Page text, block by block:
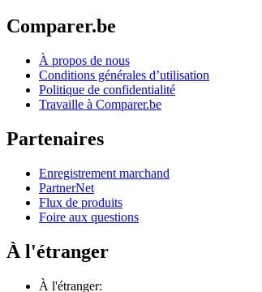
Comparer.be
À propos de nous
Conditions générales d’utilisation
Politique de confidentialité
Travaille à Comparer.be
Partenaires
Enregistrement marchand
PartnerNet
Flux de produits
Foire aux questions
À l'étranger
À l'étranger: